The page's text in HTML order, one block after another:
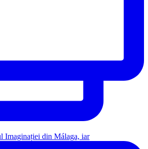
Imaginației din Málaga, iar